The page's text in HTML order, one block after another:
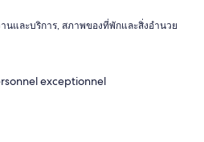
และบริการ, สภาพของที่พักและสิ่งอำนวย
exceptionnel